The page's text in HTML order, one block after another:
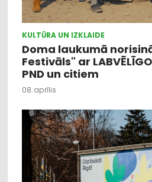
KULTŪRA UN IZKLAIDE
Doma laukumā
Festivāls" ar
PND un citiem
08. aprīlis